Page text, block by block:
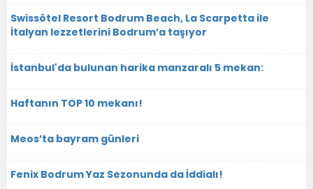
Swissôtel Resort Bodrum Beach, La Scarpetta ile
İtalyan lezzetlerini Bodrum’a taşıyor
İstanbul'da bulunan harika manzaralı 5 mekan:
Haftanın TOP 10 mekanı!
Meos’ta bayram günleri
Fenix Bodrum Yaz Sezonunda da İddialı!